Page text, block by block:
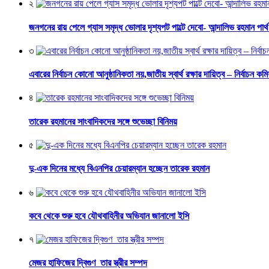
২
জনগনের রায় পেলে গ্যাস সমৃদ্ধ ভোলার দৃশ্যপট পাল্টে দেবো- আন্দালিভ রহমান পার্থ
৩
এবারের নির্বাচন কোনো আনুষ্ঠানিকতা নয়,জাতীয় স্বার্থ রক্ষার দায়িত্ব – নির্বাচন
৪
তারেক রহমানের সাংবাদিকদের সঙ্গে শুভেচ্ছা বিনিময়
৫
দু-এক দিনের মধ্যে বিএনপির চেয়ারম্যান হচ্ছেন তারেক রহমান
৬
কবে থেকে শুরু হবে যৌথবাহিনীর অভিযান জানালো ইসি
৭
মেজর হাফিজের দ্বিগুণ তার স্ত্রীর সম্পদ